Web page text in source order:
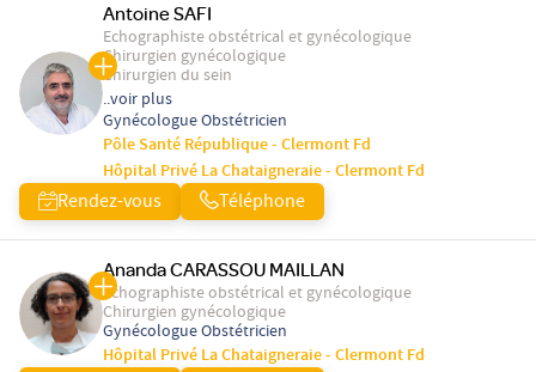
Antoine SAFI
Echographiste obstétrical et gynécologique
Chirurgien gynécologique
Chirurgien du sein
..voir plus
Gynécologue Obstétricien
Pôle Santé République - Clermont Fd
Hôpital Privé La Chataigneraie - Clermont Fd
Rendez-vous Téléphone
Ananda CARASSOU MAILLAN
Echographiste obstétrical et gynécologique
Chirurgien gynécologique
Gynécologue Obstétricien
Hôpital Privé La Chataigneraie - Clermont Fd